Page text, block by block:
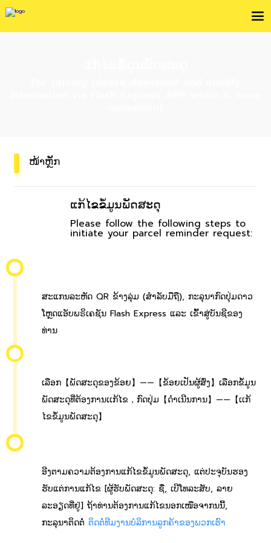
ໜ້າຫຼັກ
ແກ້ໄຂຂໍ້ມູນພັດສະດຸ
Please follow the following steps to
initiate your parcel reminder request:
ສະແກນລະຫັດ QR ຂ້າງລຸ່ມ (ສຳລັບມືຖື), ກະລຸນາກົດປຸ່ມດາວ
ໂຫຼດແອັບພຣິເຄຊັນ Flash Express ແລະ ເຂົ້າສູ່ບັນຊີຂອງ
ທ່ານ
ເລືອກ【ພັດສະດຸຂອງຂ້ອຍ】——【ຂ່້ອຍເປັນຜູ້ສົ່ງ】ເລືອກຂໍ້ມູນ
ພັດສະດຸທີ່ຕ້ອງການເເກ້ໄຂ，ກົດປຸ່ມ【ດຳເນີນການ】——【ເເກ້
ໄຂຂໍ້ມູນພັດສະດຸ】
ອີງຕາມຄວາມຕ້ອງການແກ້ໄຂຂໍ້ມູນພັດສະດຸ, ແຕ່ປະຈຸບັນຮອງ
ຮັບແຕ່ການແກ້ໄຂ [ຜູ້ຮັບພັດສະດຸ: ຊື່, ເບີໂທລະສັບ, ລາຍ
ລະອຽດທີ່ຢູ່] ຖ້າທ່ານຕ້ອງການແກ້ໄຂນອກເໜືອຈາກນນີ້,
ກະລຸນາຕິດຕໍ່ຕິດຕໍ່ທີມງານບໍລິການລູກຄ້າຂອງພວກເຮົາ